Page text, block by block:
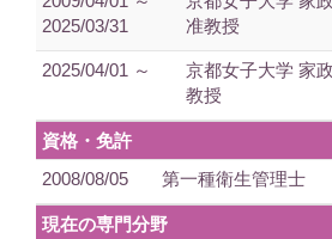
2025/03/31
准教授
2025/04/01 ～
京都女子大学 家
教授
資格・免許
2008/08/05
第一種衛生管理士
現在の専門分野